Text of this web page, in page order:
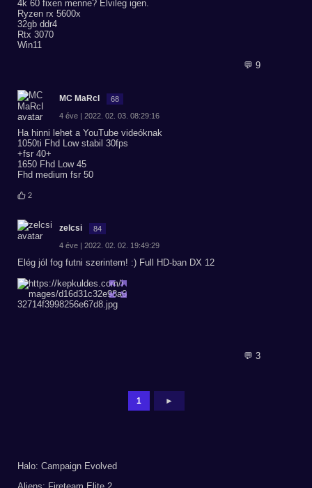
4k 60 fixen menne? Elvileg igen.
Ryzen rx 5600x
32gb ddr4
Rtx 3070
Win11
💬 9
MC MaRcI 68
4 éve | 2022. 02. 03. 08:29:16
Ha hinni lehet a YouTube videóknak
1050ti Fhd Low stabil 30fps
+fsr 40+
1650 Fhd Low 45
Fhd medium fsr 50
2
zelcsi 84
4 éve | 2022. 02. 02. 19:49:29
Elég jól fog futni szerintem! :) Full HD-ban DX 12
💬 3
1 ►
Halo: Campaign Evolved